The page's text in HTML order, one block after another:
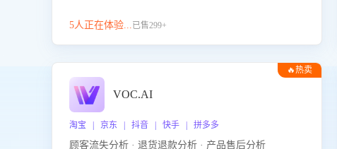
5人正在体验...已售299+
🔥热卖
VOC.AI
淘宝 | 京东 | 抖音 | 快手 | 拼多多
顾客流失分析 · 退货退款分析 · 产品售后分析